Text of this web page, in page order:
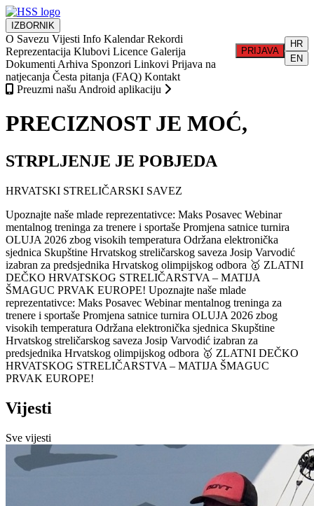
IZBORNIK
O Savezu Vijesti Info Kalendar Rekordi
Reprezentacija Klubovi Licence Galerija
Dokumenti Arhiva Sponzori Linkovi Prijava na
natjecanja Česta pitanja (FAQ) Kontakt
PRIJAVA
HR
EN
Preuzmi našu Android aplikaciju
PRECIZNOST JE MOĆ,
STRPLJENJE JE POBJEDA
HRVATSKI STRELIČARSKI SAVEZ
Upoznajte naše mlade reprezentativce: Maks Posavec Webinar
mentalnog treninga za trenere i sportaše Promjena satnice turnira
OLUJA 2026 zbog visokih temperatura Održana elektronička
sjednica Skupštine Hrvatskog streličarskog saveza Josip Varvodić
izabran za predsjednika Hrvatskog olimpijskog odbora 🥇 ZLATNI
DEČKO HRVATSKOG STRELIČARSTVA – MATIJA
ŠMAGUC PRVAK EUROPE! Upoznajte naše mlade
reprezentativce: Maks Posavec Webinar mentalnog treninga za
trenere i sportaše Promjena satnice turnira OLUJA 2026 zbog
visokih temperatura Održana elektronička sjednica Skupštine
Hrvatskog streličarskog saveza Josip Varvodić izabran za
predsjednika Hrvatskog olimpijskog odbora 🥇 ZLATNI DEČKO
HRVATSKOG STRELIČARSTVA – MATIJA ŠMAGUC
PRVAK EUROPE!
Vijesti
Sve vijesti